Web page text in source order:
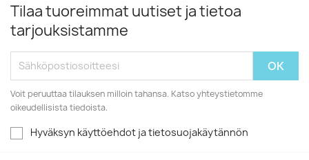
Tilaa tuoreimmat uutiset ja tietoa
tarjouksistamme
Voit peruuttaa tilauksen milloin tahansa. Katso yhteystietomme
oikeudellisista tiedoista.
Hyväksyn käyttöehdot ja tietosuojakäytännön